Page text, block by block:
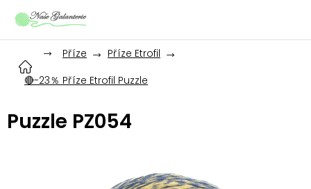
Příze
Příze Etrofil
🔴-23％ Příze Etrofil Puzzle
Puzzle PZ054